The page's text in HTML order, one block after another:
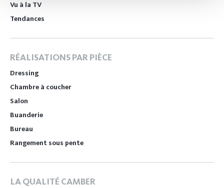
Vu à la TV
Tendances
RÉALISATIONS PAR PIÈCE
Dressing
Chambre à coucher
Salon
Buanderie
Bureau
Rangement sous pente
LA QUALITÉ CAMBER